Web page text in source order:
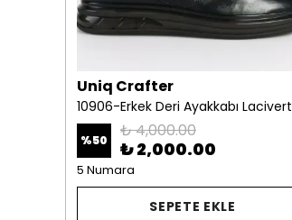
Uniq Crafter
10906-Erkek Deri Ayakkabı Lacivert
%50 ₺ 4,000.00
₺ 2,000.00
5 Numara
SEPETE EKLE